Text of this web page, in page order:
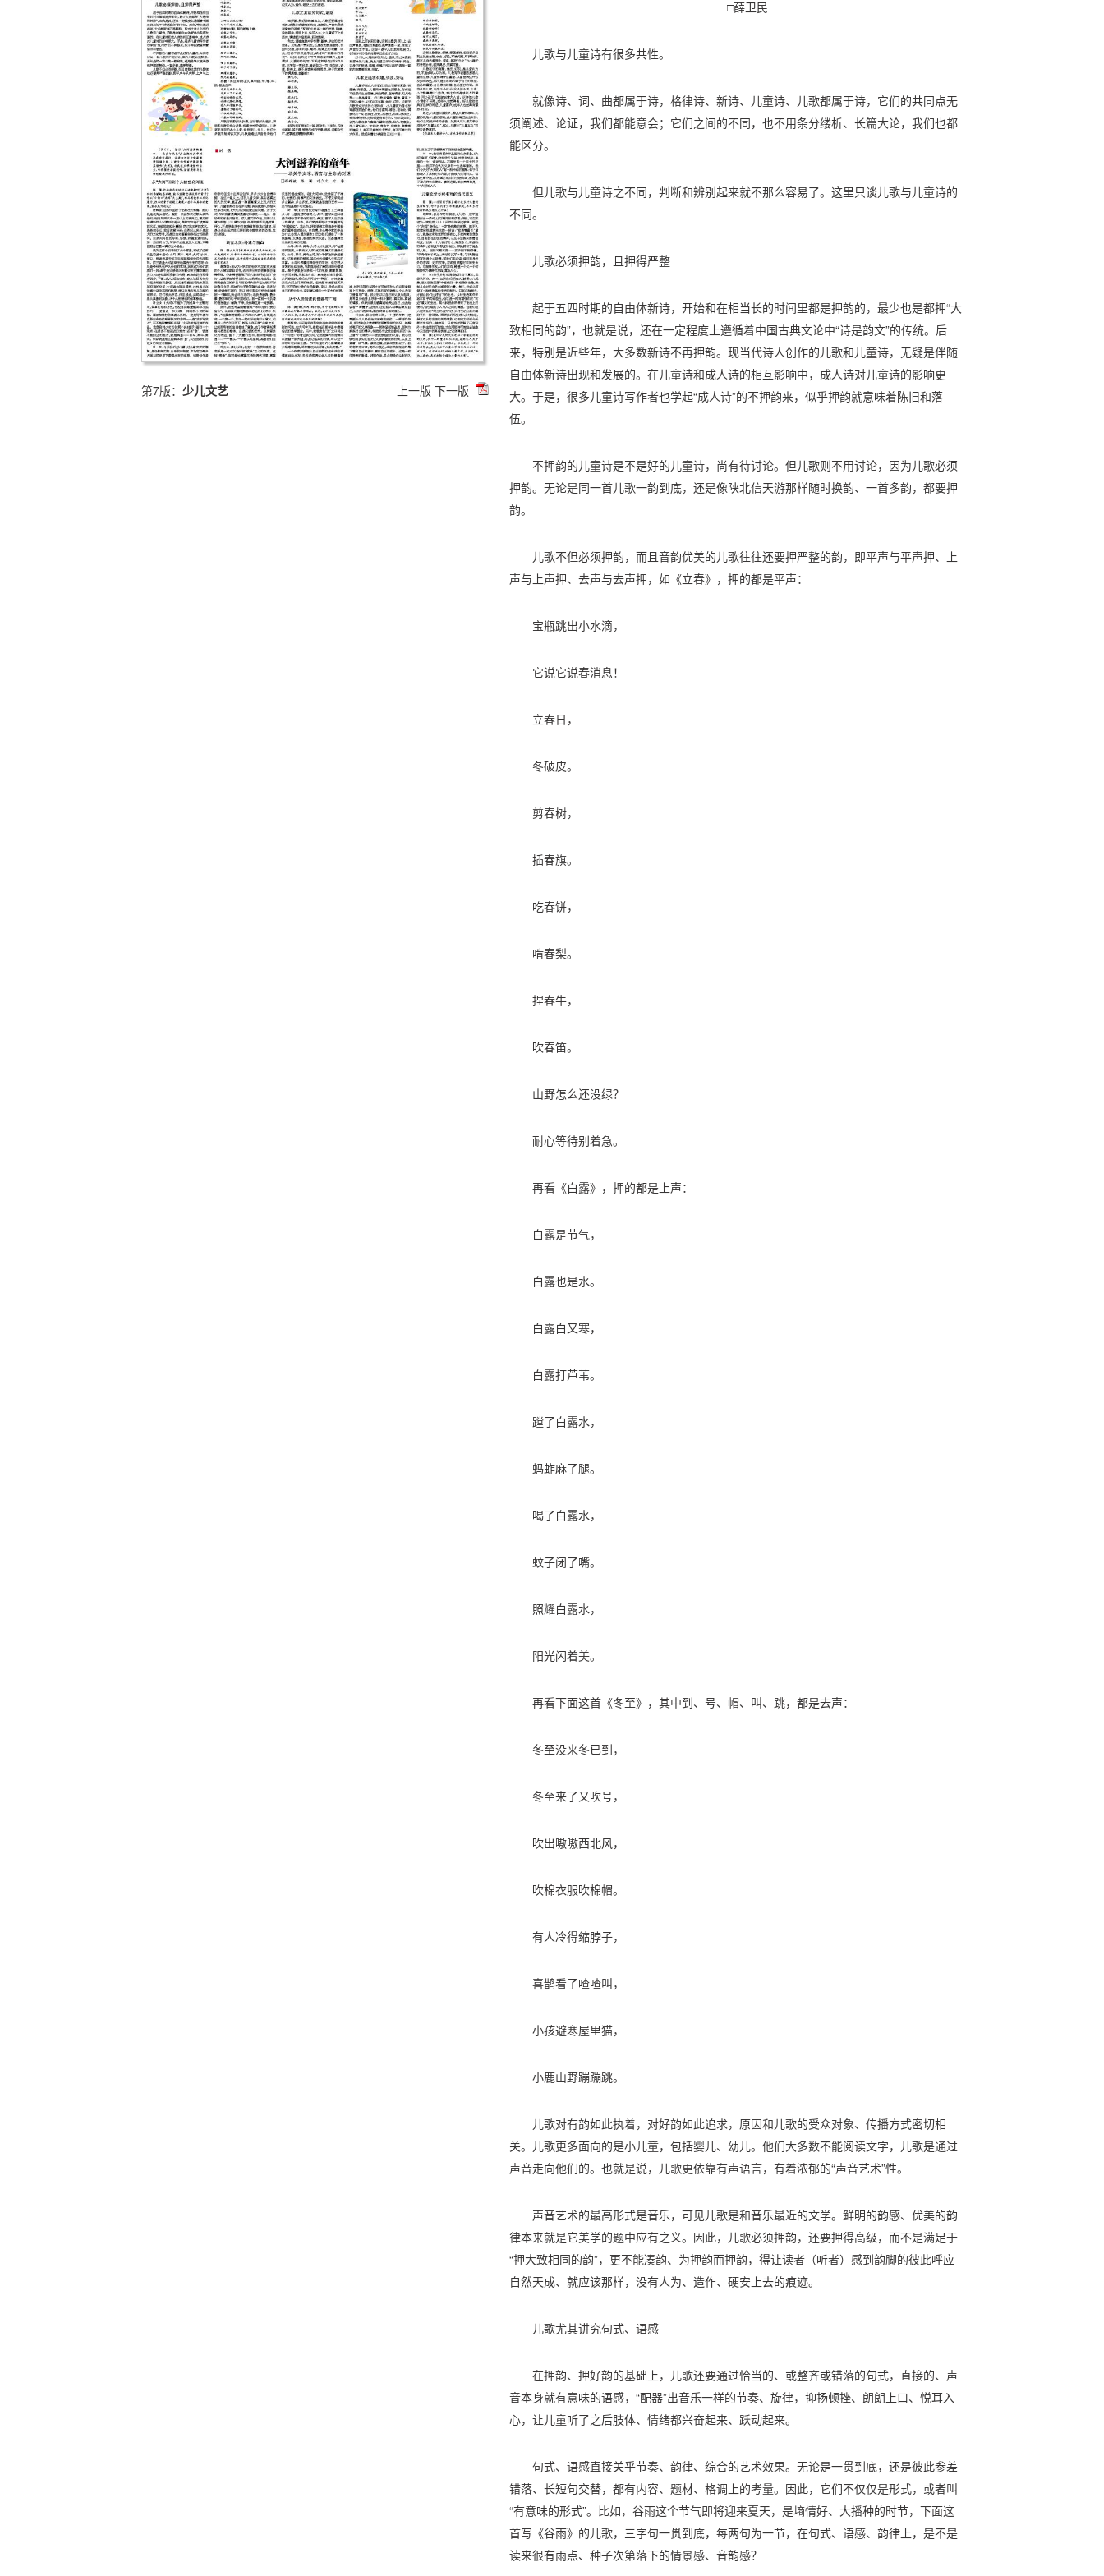
第7版： 少儿文艺 上一版 下一版
□薛卫民
儿歌与儿童诗有很多共性。
就像诗、词、曲都属于诗，格律诗、新诗、儿童诗、儿歌都属于诗，它们的共同点无
须阐述、论证，我们都能意会；它们之间的不同，也不用条分缕析、长篇大论，我们也都
能区分。
但儿歌与儿童诗之不同，判断和辨别起来就不那么容易了。这里只谈儿歌与儿童诗的
不同。
儿歌必须押韵，且押得严整
起于五四时期的自由体新诗，开始和在相当长的时间里都是押韵的，最少也是都押“大
致相同的韵”，也就是说，还在一定程度上遵循着中国古典文论中“诗是韵文”的传统。后
来，特别是近些年，大多数新诗不再押韵。现当代诗人创作的儿歌和儿童诗，无疑是伴随
自由体新诗出现和发展的。在儿童诗和成人诗的相互影响中，成人诗对儿童诗的影响更
大。于是，很多儿童诗写作者也学起“成人诗”的不押韵来，似乎押韵就意味着陈旧和落
伍。
不押韵的儿童诗是不是好的儿童诗，尚有待讨论。但儿歌则不用讨论，因为儿歌必须
押韵。无论是同一首儿歌一韵到底，还是像陕北信天游那样随时换韵、一首多韵，都要押
韵。
儿歌不但必须押韵，而且音韵优美的儿歌往往还要押严整的韵，即平声与平声押、上
声与上声押、去声与去声押，如《立春》，押的都是平声：
宝瓶跳出小水滴，
它说它说春消息！
立春日，
冬破皮。
剪春树，
插春旗。
吃春饼，
啃春梨。
捏春牛，
吹春笛。
山野怎么还没绿？
耐心等待别着急。
再看《白露》，押的都是上声：
白露是节气，
白露也是水。
白露白又寒，
白露打芦苇。
蹚了白露水，
蚂蚱麻了腿。
喝了白露水，
蚊子闭了嘴。
照耀白露水，
阳光闪着美。
再看下面这首《冬至》，其中到、号、帽、叫、跳，都是去声：
冬至没来冬已到，
冬至来了又吹号，
吹出嗷嗷西北风，
吹棉衣服吹棉帽。
有人冷得缩脖子，
喜鹊看了喳喳叫，
小孩避寒屋里猫，
小鹿山野蹦蹦跳。
儿歌对有韵如此执着，对好韵如此追求，原因和儿歌的受众对象、传播方式密切相
关。儿歌更多面向的是小儿童，包括婴儿、幼儿。他们大多数不能阅读文字，儿歌是通过
声音走向他们的。也就是说，儿歌更依靠有声语言，有着浓郁的“声音艺术”性。
声音艺术的最高形式是音乐，可见儿歌是和音乐最近的文学。鲜明的韵感、优美的韵
律本来就是它美学的题中应有之义。因此，儿歌必须押韵，还要押得高级，而不是满足于
“押大致相同的韵”，更不能凑韵、为押韵而押韵，得让读者（听者）感到韵脚的彼此呼应
自然天成、就应该那样，没有人为、造作、硬安上去的痕迹。
儿歌尤其讲究句式、语感
在押韵、押好韵的基础上，儿歌还要通过恰当的、或整齐或错落的句式，直接的、声
音本身就有意味的语感，“配器”出音乐一样的节奏、旋律，抑扬顿挫、朗朗上口、悦耳入
心，让儿童听了之后肢体、情绪都兴奋起来、跃动起来。
句式、语感直接关乎节奏、韵律、综合的艺术效果。无论是一贯到底，还是彼此参差
错落、长短句交替，都有内容、题材、格调上的考量。因此，它们不仅仅是形式，或者叫
“有意味的形式”。比如，谷雨这个节气即将迎来夏天，是墒情好、大播种的时节，下面这
首写《谷雨》的儿歌，三字句一贯到底，每两句为一节，在句式、语感、韵律上，是不是
读来很有雨点、种子次第落下的情景感、音韵感？